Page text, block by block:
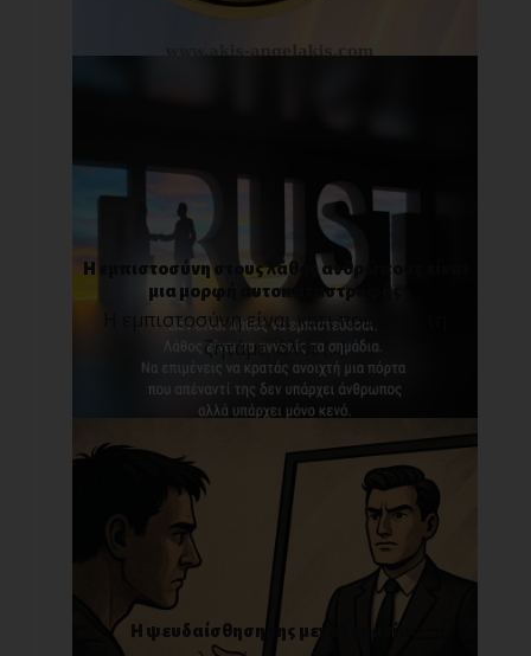
Η εμπιστοσύνη στους λάθος ανθρώπους είναι
μια μορφή αυτοκαταστροφής
Η εμπιστοσύνη είναι κάτι που όλοι τη
ζητάμε, όλοι [...]
Η ψευδαίσθηση της μεγαλομανίας